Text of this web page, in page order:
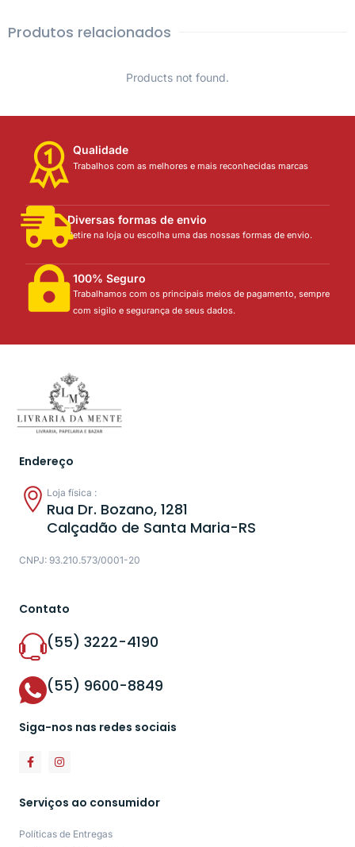
Produtos relacionados
Products not found.
Qualidade
Trabalhos com as melhores e mais reconhecidas marcas
Diversas formas de envio
Retire na loja ou escolha uma das nossas formas de envio.
100% Seguro
Trabalhamos com os principais meios de pagamento, sempre
com sigilo e segurança de seus dados.
Endereço
Loja física :
Rua Dr. Bozano, 1281
Calçadão de Santa Maria-RS
CNPJ: 93.210.573/0001-20
Contato
(55) 3222-4190
(55) 9600-8849
Siga-nos nas redes sociais
Serviços ao consumidor
Políticas de Entregas